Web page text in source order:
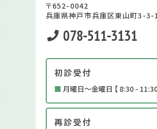
〒652-0042
兵庫県神戸市兵庫区東山町3-3-
078-511-3131
初診受付
■ 月曜日～金曜日 【 8:30 - 11:30
再診受付